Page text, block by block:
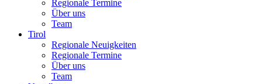
Regionale Termine
Über uns
Team
Tirol
Regionale Neuigkeiten
Regionale Termine
Über uns
Team